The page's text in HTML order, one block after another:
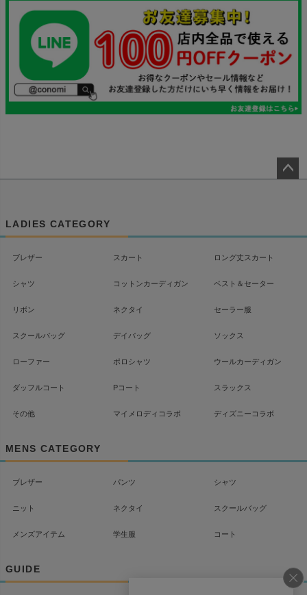
LADIES CATEGORY
ブレザー スカート ロング丈スカート
シャツ コットンカーディガン ベスト＆セーター
リボン ネクタイ セーラー服
スクールバッグ デイバッグ ソックス
ローファー ポロシャツ ウールカーディガン
ダッフルコート Pコート スラックス
その他 マイメロディコラボ ディズニーコラボ
MENS CATEGORY
ブレザー パンツ シャツ
ニット ネクタイ スクールバッグ
メンズアイテム 学生服 コート
GUIDE